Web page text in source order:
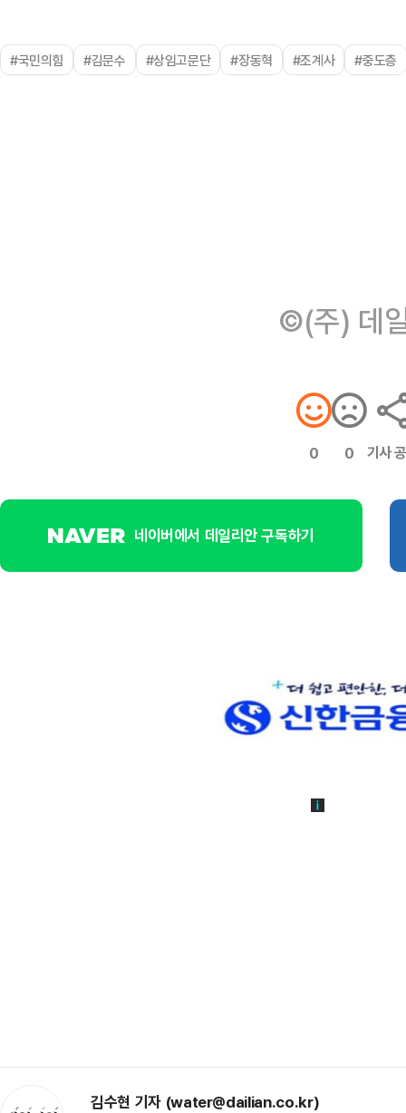
#국민의힘 #김문수 #상임고문단 #장동혁 #조계사 #중도층
©(주) 데
0 0 기사
네이버에서 데일리안 구독하기
김수현 기자 (water@dailian.co.kr)